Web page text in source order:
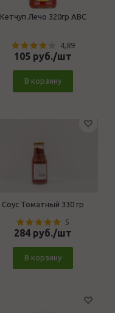
Кетчуп Лечо 320гр АВС
4,89
105 руб./шт
В корзину
Соус Томатный 330 гр
5
284 руб./шт
В корзину